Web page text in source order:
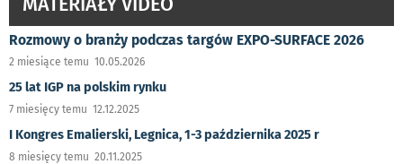
Rozmowy o branży podczas targów EXPO-SURFACE 2026
2 miesiące temu 10.05.2026
25 lat IGP na polskim rynku
7 miesięcy temu 12.12.2025
I Kongres Emalierski, Legnica, 1-3 października 2025 r
8 miesięcy temu 20.11.2025